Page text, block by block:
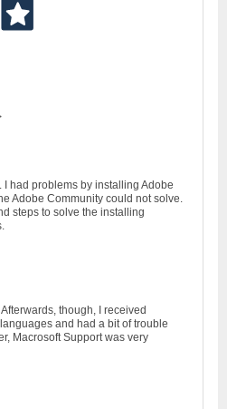
had problems by installing Adobe
Adobe Community could not solve.
steps to solve the installing
though, I received
and had a bit of trouble
Macrosoft Support was very